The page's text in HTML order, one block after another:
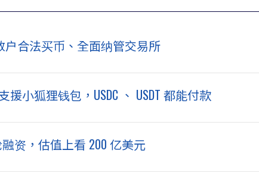
合法买币、全面纳管交易所
援小狐狸钱包，USDC 、 USDT 都能付款
资，估值上看 200 亿美元